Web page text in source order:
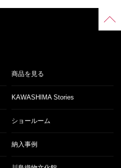
商品を見る
KAWASHIMA Stories
ショールーム
納入事例